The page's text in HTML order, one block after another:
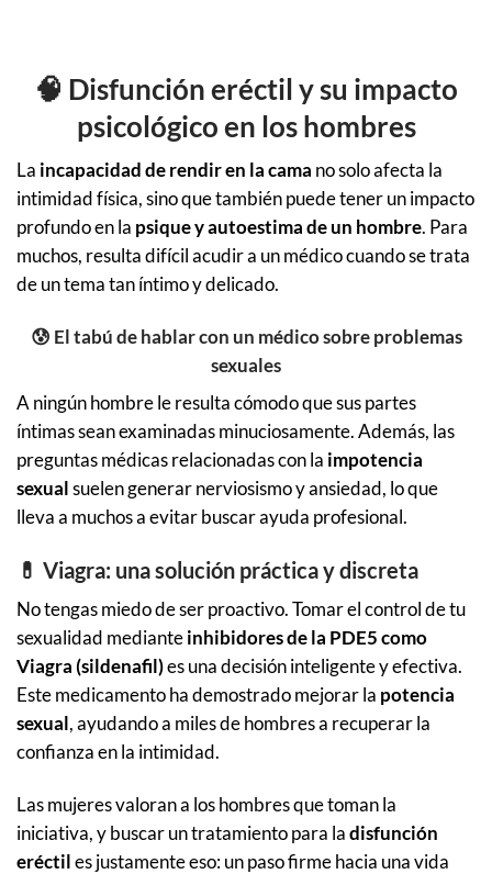
🧠 Disfunción eréctil y su impacto
psicológico en los hombres
La incapacidad de rendir en la cama no solo afecta la
intimidad física, sino que también puede tener un impacto
profundo en la psique y autoestima de un hombre. Para
muchos, resulta difícil acudir a un médico cuando se trata
de un tema tan íntimo y delicado.
😰 El tabú de hablar con un médico sobre problemas
sexuales
A ningún hombre le resulta cómodo que sus partes
íntimas sean examinadas minuciosamente. Además, las
preguntas médicas relacionadas con la impotencia
sexualsuelen generar nerviosismo y ansiedad, lo que
lleva a muchos a evitar buscar ayuda profesional.
💊 Viagra: una solución práctica y discreta
No tengas miedo de ser proactivo. Tomar el control de tu
sexualidad medianteinhibidores de la PDE5 como
Viagra (sildenafil)es una decisión inteligente y efectiva.
Este medicamento ha demostrado mejorar la potencia
sexual, ayudando a miles de hombres a recuperar la
confianza en la intimidad.
Las mujeres valoran a los hombres que toman la
iniciativa, y buscar un tratamiento para ladisfunción
eréctiles justamente eso: un paso firme hacia una vida